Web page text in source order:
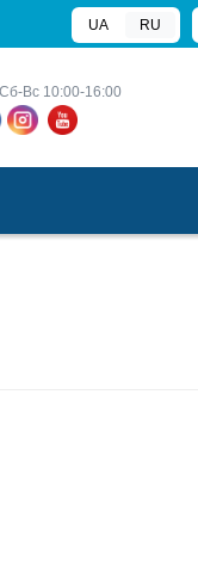
UA RU
Сб-Вс 10:00-16:00